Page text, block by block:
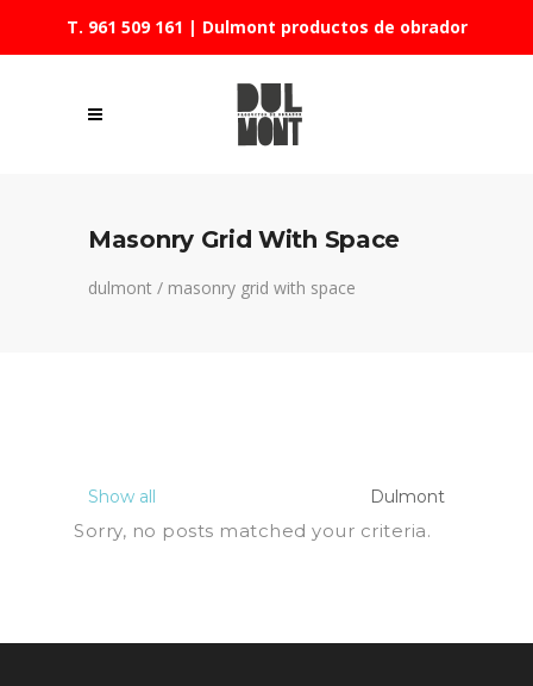
T. 961 509 161 | Dulmont productos de obrador
Masonry Grid With Space
dulmont / masonry grid with space
Show all Dulmont
Sorry, no posts matched your criteria.